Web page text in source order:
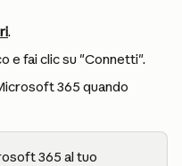
.
e fai clic su "Connetti".
365 quando
365 al tuo